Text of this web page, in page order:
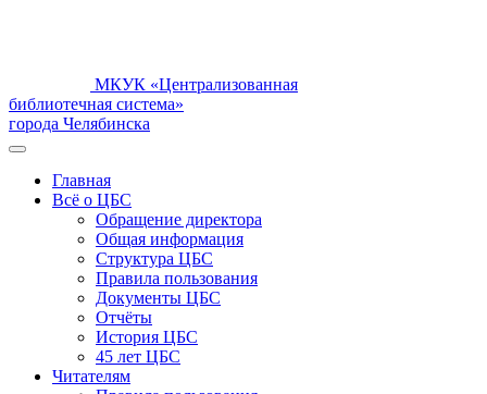
МКУК «Централизованная
библиотечная система»
города Челябинска
Главная
Всё о ЦБС
Обращение директора
Общая информация
Структура ЦБС
Правила пользования
Документы ЦБС
Отчёты
История ЦБС
45 лет ЦБС
Читателям